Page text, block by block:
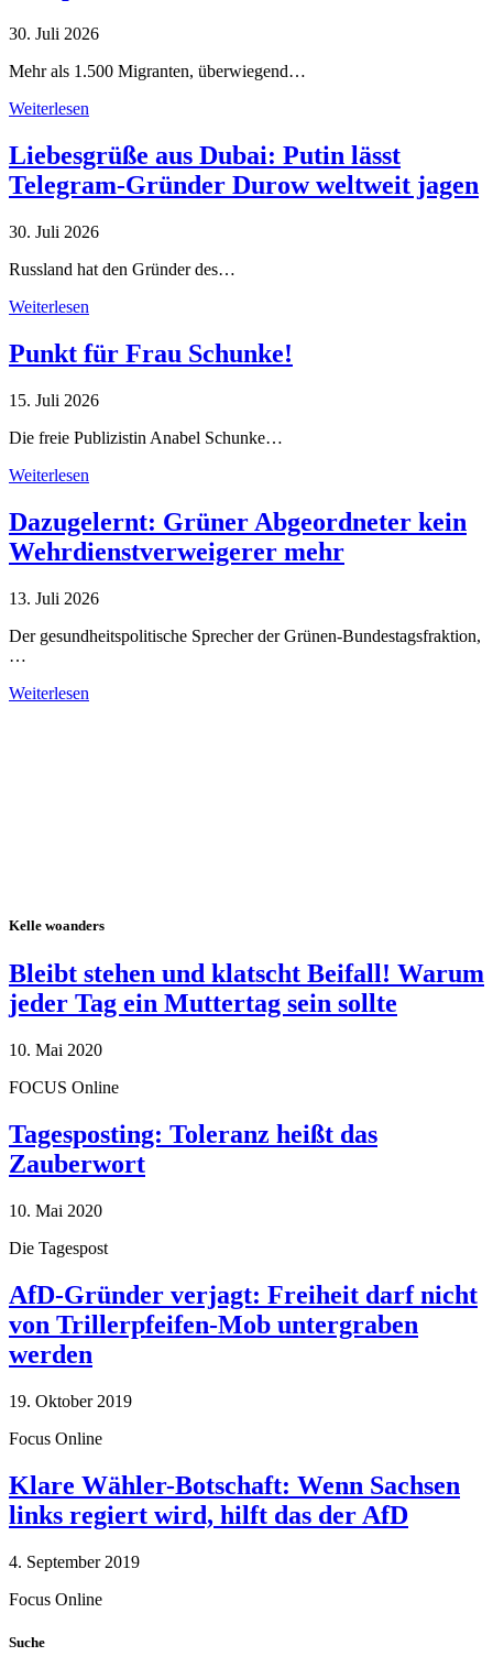
30. Juli 2026
Mehr als 1.500 Migranten, überwiegend…
Weiterlesen
Liebesgrüße aus Dubai: Putin lässt
Telegram-Gründer Durow weltweit jagen
30. Juli 2026
Russland hat den Gründer des…
Weiterlesen
Punkt für Frau Schunke!
15. Juli 2026
Die freie Publizistin Anabel Schunke…
Weiterlesen
Dazugelernt: Grüner Abgeordneter kein
Wehrdienstverweigerer mehr
13. Juli 2026
Der gesundheitspolitische Sprecher der Grünen-Bundestagsfraktion,
…
Weiterlesen
Kelle woanders
Bleibt stehen und klatscht Beifall! Warum
jeder Tag ein Muttertag sein sollte
10. Mai 2020
FOCUS Online
Tagesposting: Toleranz heißt das
Zauberwort
10. Mai 2020
Die Tagespost
AfD-Gründer verjagt: Freiheit darf nicht
von Trillerpfeifen-Mob untergraben
werden
19. Oktober 2019
Focus Online
Klare Wähler-Botschaft: Wenn Sachsen
links regiert wird, hilft das der AfD
4. September 2019
Focus Online
Suche